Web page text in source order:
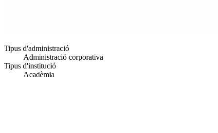
Tipus d'administració
Administració corporativa
Tipus d'institució
Acadèmia